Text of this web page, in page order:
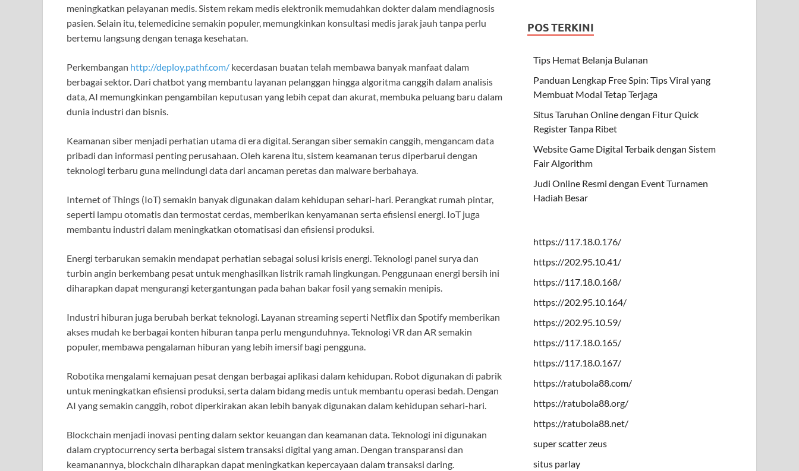
meningkatkan pelayanan medis. Sistem rekam medis elektronik memudahkan dokter dalam mendiagnosis
pasien. Selain itu, telemedicine semakin populer, memungkinkan konsultasi medis jarak jauh tanpa perlu
bertemu langsung dengan tenaga kesehatan.
Perkembangan http://deploy.pathf.com/ kecerdasan buatan telah membawa banyak manfaat dalam
berbagai sektor. Dari chatbot yang membantu layanan pelanggan hingga algoritma canggih dalam analisis
data, AI memungkinkan pengambilan keputusan yang lebih cepat dan akurat, membuka peluang baru dalam
dunia industri dan bisnis.
Keamanan siber menjadi perhatian utama di era digital. Serangan siber semakin canggih, mengancam data
pribadi dan informasi penting perusahaan. Oleh karena itu, sistem keamanan terus diperbarui dengan
teknologi terbaru guna melindungi data dari ancaman peretas dan malware berbahaya.
Internet of Things (IoT) semakin banyak digunakan dalam kehidupan sehari-hari. Perangkat rumah pintar,
seperti lampu otomatis dan termostat cerdas, memberikan kenyamanan serta efisiensi energi. IoT juga
membantu industri dalam meningkatkan otomatisasi dan efisiensi produksi.
Energi terbarukan semakin mendapat perhatian sebagai solusi krisis energi. Teknologi panel surya dan
turbin angin berkembang pesat untuk menghasilkan listrik ramah lingkungan. Penggunaan energi bersih ini
diharapkan dapat mengurangi ketergantungan pada bahan bakar fosil yang semakin menipis.
Industri hiburan juga berubah berkat teknologi. Layanan streaming seperti Netflix dan Spotify memberikan
akses mudah ke berbagai konten hiburan tanpa perlu mengunduhnya. Teknologi VR dan AR semakin
populer, membawa pengalaman hiburan yang lebih imersif bagi pengguna.
Robotika mengalami kemajuan pesat dengan berbagai aplikasi dalam kehidupan. Robot digunakan di pabrik
untuk meningkatkan efisiensi produksi, serta dalam bidang medis untuk membantu operasi bedah. Dengan
AI yang semakin canggih, robot diperkirakan akan lebih banyak digunakan dalam kehidupan sehari-hari.
Blockchain menjadi inovasi penting dalam sektor keuangan dan keamanan data. Teknologi ini digunakan
dalam cryptocurrency serta berbagai sistem transaksi digital yang aman. Dengan transparansi dan
keamanannya, blockchain diharapkan dapat meningkatkan kepercayaan dalam transaksi daring.
POS TERKINI
Tips Hemat Belanja Bulanan
Panduan Lengkap Free Spin: Tips Viral yang
Membuat Modal Tetap Terjaga
Situs Taruhan Online dengan Fitur Quick
Register Tanpa Ribet
Website Game Digital Terbaik dengan Sistem
Fair Algorithm
Judi Online Resmi dengan Event Turnamen
Hadiah Besar
https://117.18.0.176/
https://202.95.10.41/
https://117.18.0.168/
https://202.95.10.164/
https://202.95.10.59/
https://117.18.0.165/
https://117.18.0.167/
https://ratubola88.com/
https://ratubola88.org/
https://ratubola88.net/
super scatter zeus
situs parlay